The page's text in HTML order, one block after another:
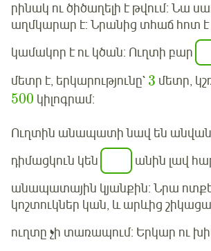
րինակ ու ծիծաղելի է թվում: Նա
աղմկարար է: Նրանից տհաճ հոտ է
կամակոր է ու կծան: Ուղտի բար
մետր է, երկարությունը` 3 մետր,
500 կիլոգրամ:
Ուղտին անապատի նավ են
դիմացկուն կեն
անին լավ
անապատային կյանքին: Նրա
կոշտուկներ կան, և արևից
ուղտը չի տառապում: Երկար ու